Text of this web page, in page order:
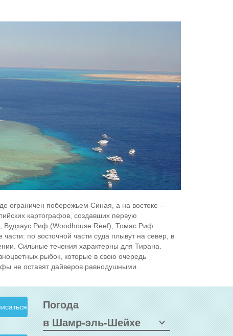
ограничен побережьем Синая, а на востоке –
картографов, создавших первую
Вудхаус Риф (Woodhouse Reef), Томас Риф
по восточной части суда плывут на север, в
Сильные течения характерны для Тирана.
рыбок, которые в свою очередь
не оставят дайверов равнодушными.
Погода